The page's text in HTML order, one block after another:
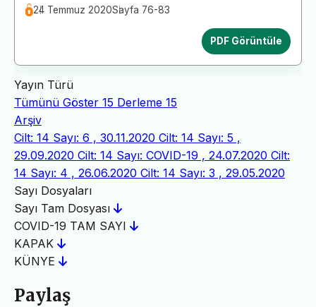
24 Temmuz 2020Sayfa 76-83
PDF Görüntüle
Yayın Türü
Tümünü Göster 15 Derleme 15
Arşiv
Cilt: 14 Sayı: 6 , 30.11.2020 Cilt: 14 Sayı: 5 ,
29.09.2020 Cilt: 14 Sayı: COVID-19 , 24.07.2020 Cilt:
14 Sayı: 4 , 26.06.2020 Cilt: 14 Sayı: 3 , 29.05.2020
Sayı Dosyaları
Sayı Tam Dosyası
COVID-19 TAM SAYI
KAPAK
KÜNYE
Paylaş